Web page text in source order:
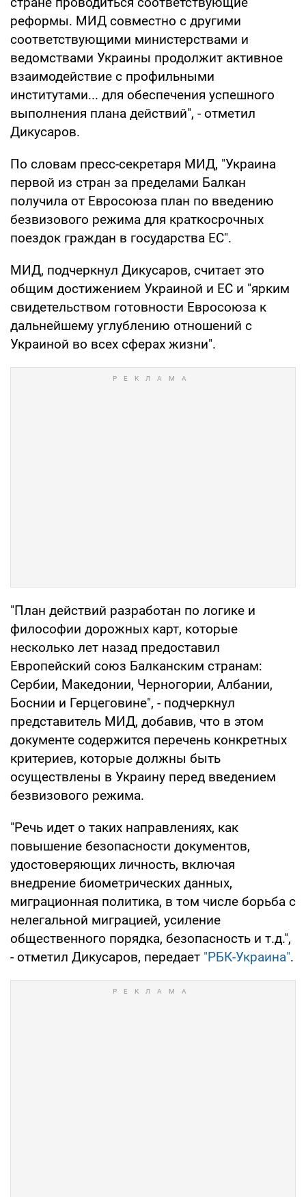
реформы. МИД совместно с другими
соответствующими министерствами и
ведомствами Украины продолжит активное
взаимодействие с профильными
институтами... для обеспечения успешного
выполнения плана действий", - отметил
Дикусаров.
По словам пресс-секретаря МИД, "Украина
первой из стран за пределами Балкан
получила от Евросоюза план по введению
безвизового режима для краткосрочных
поездок граждан в государства ЕС".
МИД, подчеркнул Дикусаров, считает это
общим достижением Украиной и ЕС и "ярким
свидетельством готовности Евросоюза к
дальнейшему углублению отношений с
Украиной во всех сферах жизни".
"План действий разработан по логике и
философии дорожных карт, которые
несколько лет назад предоставил
Европейский союз Балканским странам:
Сербии, Македонии, Черногории, Албании,
Боснии и Герцеговине", - подчеркнул
представитель МИД, добавив, что в этом
документе содержится перечень конкретных
критериев, которые должны быть
осуществлены в Украину перед введением
безвизового режима.
"Речь идет о таких направлениях, как
повышение безопасности документов,
удостоверяющих личность, включая
внедрение биометрических данных,
миграционная политика, в том числе борьба с
нелегальной миграцией, усиление
общественного порядка, безопасность и т.д.",
- отметил Дикусаров, передает "РБК-Украина".